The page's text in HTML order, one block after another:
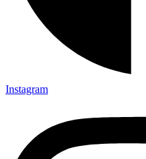
Instagram